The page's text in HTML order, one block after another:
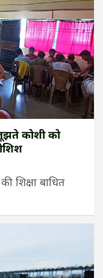
कोशी को
शिक्षा बाधित